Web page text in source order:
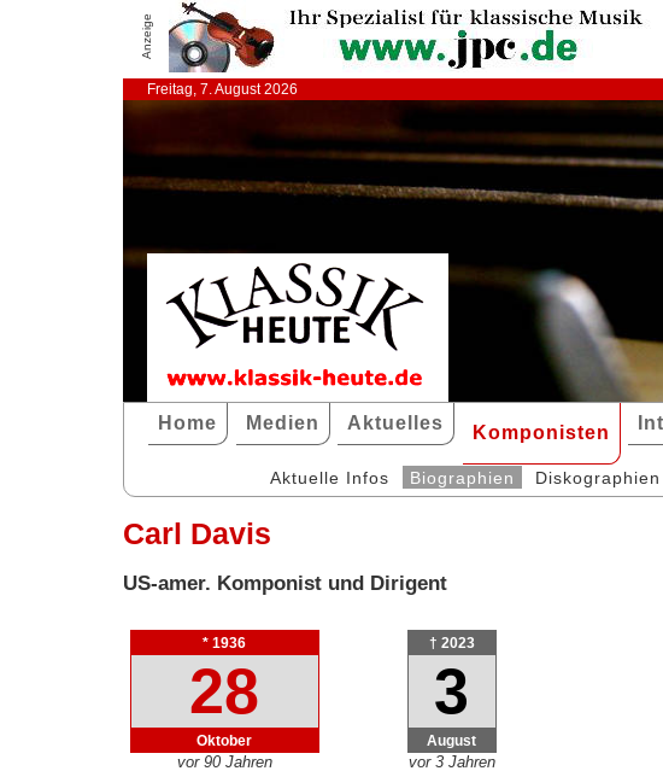
Anzeige
Freitag, 7. August 2026
Home Medien Aktuelles Komponisten
Aktuelle Infos Biographien Diskographien
Carl Davis
US-amer. Komponist und Dirigent
* 1936
28
Oktober
vor 90 Jahren
† 2023
3
August
vor 3 Jahren